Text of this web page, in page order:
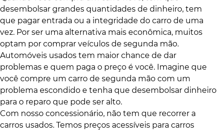
desembolsar grandes quantidades de dinheiro, tem
que pagar entrada ou a integridade do carro de uma
vez. Por ser uma alternativa mais econômica, muitos
optam por comprar veículos de segunda mão.
Automóveis usados tem maior chance de dar
problemas e quem paga o preço é você. Imagine que
você compre um carro de segunda mão com um
problema escondido e tenha que desembolsar dinheiro
para o reparo que pode ser alto.
Com nosso concessionário, não tem que recorrer a
carros usados. Temos preços acessíveis para carros